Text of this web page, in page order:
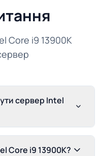
Core i9 13900K
сервер Intel
Core i9 13900K?